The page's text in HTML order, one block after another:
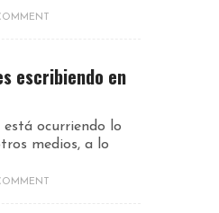
escribiendo en
está ocurriendo lo
medios, a lo